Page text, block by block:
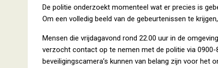
De politie onderzoekt momenteel wat er precies is
Om een volledig beeld van de gebeurtenissen te
Mensen die vrijdagavond rond 22.00 uur in de
verzocht contact op te nemen met de politie via 0900-
beveiligingscamera’s kunnen van belang zijn voor het